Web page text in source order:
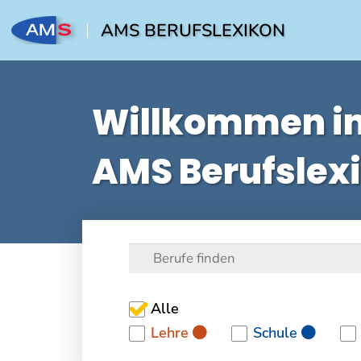
AMS BERUFSLEXIKON
Willkommen
AMS
Alle
Lehre
Schule